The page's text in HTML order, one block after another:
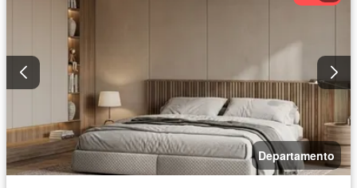
Departamento